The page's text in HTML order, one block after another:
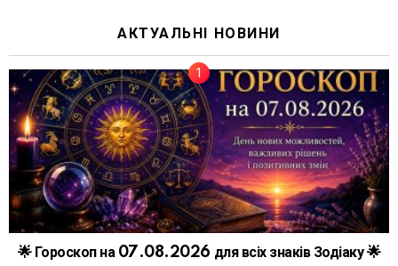
АКТУАЛЬНІ НОВИНИ
🌟 Гороскоп на 07.08.2026 для всіх знаків Зодіаку 🌟